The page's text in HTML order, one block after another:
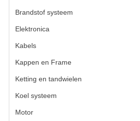
Brandstof systeem
Elektronica
Kabels(8)
Kappen en Frame
Ketting en tandwielen
Koel systeem
Motor(98)